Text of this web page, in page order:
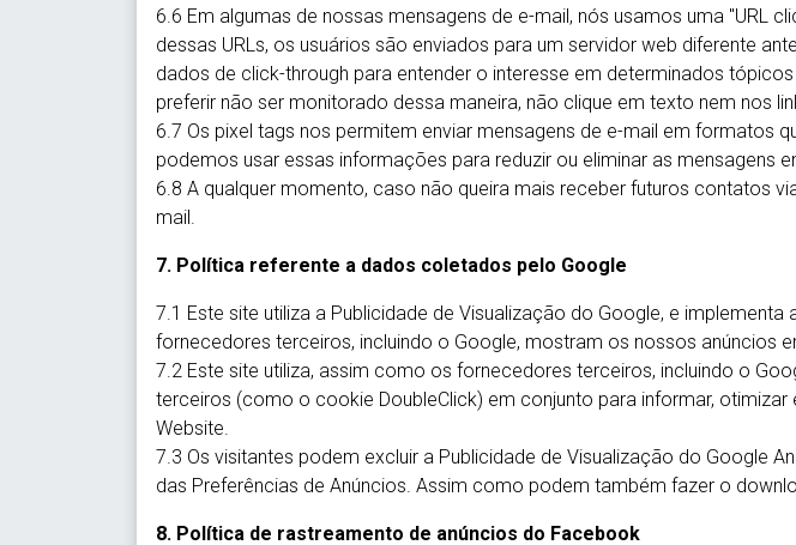
6.6 Em algumas de nossas mensagens de e-mail, nós usamos uma "URL
dessas URLs, os usuários são enviados para um servidor web diferente
dados de click-through para entender o interesse em determinados
preferir não ser monitorado dessa maneira, não clique em texto nem nos
6.7 Os pixel tags nos permitem enviar mensagens de e-mail em formatos
podemos usar essas informações para reduzir ou eliminar as mensagens
6.8 A qualquer momento, caso não queira mais receber futuros contatos
mail.
7. Política referente a dados coletados pelo Google
7.1 Este site utiliza a Publicidade de Visualização do Google, e
fornecedores terceiros, incluindo o Google, mostram os nossos anúncios
7.2 Este site utiliza, assim como os fornecedores terceiros, incluindo o
terceiros (como o cookie DoubleClick) em conjunto para informar,
Website.
7.3 Os visitantes podem excluir a Publicidade de Visualização do Google
das Preferências de Anúncios. Assim como podem também fazer o
8. Política de rastreamento de anúncios do Facebook